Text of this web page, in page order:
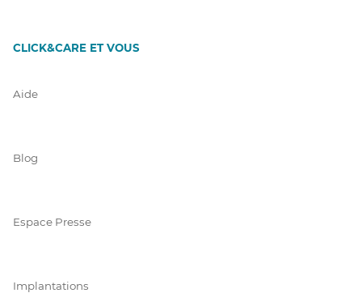
CLICK&CARE ET VOUS
Aide
Blog
Espace Presse
Implantations